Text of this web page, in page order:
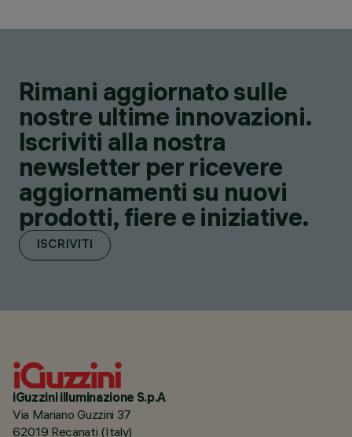
Rimani aggiornato sulle
nostre ultime innovazioni.
Iscriviti alla nostra
newsletter per ricevere
aggiornamenti su nuovi
prodotti, fiere e iniziative.
ISCRIVITI
iGuzzini illuminazione S.p.A
Via Mariano Guzzini 37
62019 Recanati (Italy)